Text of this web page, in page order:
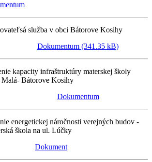
služba v obci Bátorove Kosihy
Dokumentum (341.35 kB)
kapacity infraštruktúry materskej školy
Malá- Bátorove Kosihy
Dokumentum
energetickej náročnosti verejných budov -
škola na ul. Lúčky
Dokument